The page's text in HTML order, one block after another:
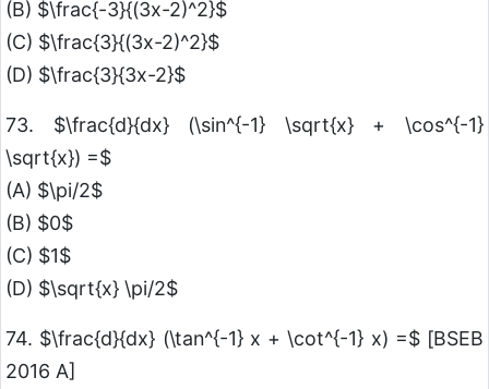
(B) $\frac{-3}{(3x-2)^2}$
(C) $\frac{3}{(3x-2)^2}$
(D) $\frac{3}{3x-2}$
73. $\frac{d}{dx} (\sin^{-1} \sqrt{x} + \cos^{-1}
\sqrt{x}) =$
(A) $\pi/2$
(B) $0$
(C) $1$
(D) $\sqrt{x} \pi/2$
74. $\frac{d}{dx} (\tan^{-1} x + \cot^{-1} x) =$ [BSEB
2016 A]